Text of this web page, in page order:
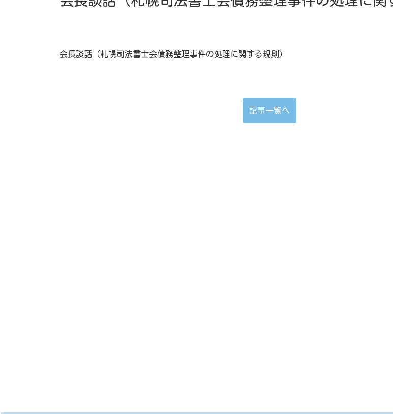
会長談話（札幌司法書士会債務整理事件の処理に関する規則）
記事一覧へ